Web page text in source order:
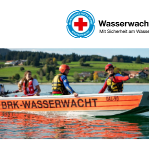
Skip to main content